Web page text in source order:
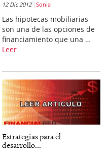
12 Dic 2012 Sonia
Las hipotecas mobiliarias
son una de las opciones de
financiamiento que una …
Leer
Estrategias para el
desarrollo...